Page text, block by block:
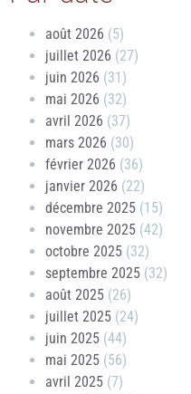
août 2026 (5)
juillet 2026 (27)
juin 2026 (31)
mai 2026 (32)
avril 2026 (37)
mars 2026 (30)
février 2026 (36)
janvier 2026 (22)
décembre 2025 (15)
novembre 2025 (42)
octobre 2025 (32)
septembre 2025 (32)
août 2025 (26)
juillet 2025 (24)
juin 2025 (44)
mai 2025 (56)
avril 2025 (7)